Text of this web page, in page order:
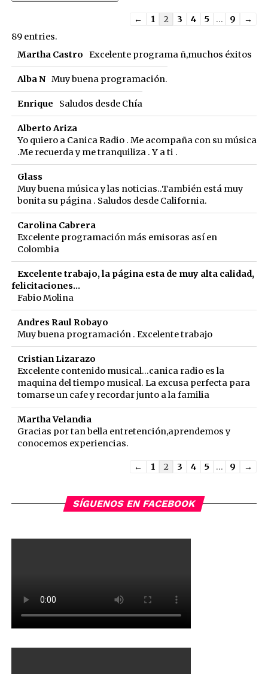
Guestbook
← 1 2 3 4 5 ... 9
→
89 entries.
Martha Castro
Excelente programa ñ,muchos éxitos
Alba N Muy buena programación.
Enrique Saludos desde Chía
Alberto Ariza
Yo quiero a Canica Radio . Me acompaña con su música
.Me recuerda y me tranquiliza . Y a ti .
Glass
Muy buena música y las noticias..También está muy
bonita su página . Saludos desde California.
Carolina Cabrera
Excelente programación más emisoras así en
Colombia
Excelente trabajo, la página esta de muy alta calidad,
felicitaciones...
Fabio Molina
Andres Raul Robayo
Muy buena programación . Excelente trabajo
Cristian Lizarazo
Excelente contenido musical...canica radio es la
maquina del tiempo musical. La excusa perfecta para
tomarse un cafe y recordar junto a la familia
Martha Velandia
Gracias por tan bella entretención,aprendemos y
conocemos experiencias.
Guestbook
← 1 2 3 4 5 ... 9 →
SÍGUENOS EN FACEBOOK